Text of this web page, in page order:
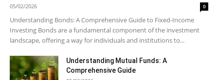
05/02/2026 0
Understanding Bonds: A Comprehensive Guide to Fixed-Income
Investing Bonds are a fundamental component of the investment
landscape, offering a way for individuals and institutions to...
Understanding Mutual Funds: A
Comprehensive Guide